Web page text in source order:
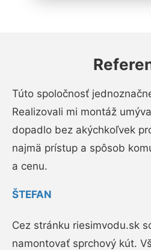
Túto spoločnosť
Realizovali mi montáž
dopadlo bez akýchkoľvek
najmä prístup a spôsob
a cenu.
ŠTEFAN
Cez stránku riesimvodu.sk
namontovať sprchový kút.